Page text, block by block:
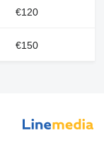
€120
€150